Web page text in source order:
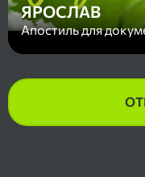
ЯРОСЛАВ
Апостиль для